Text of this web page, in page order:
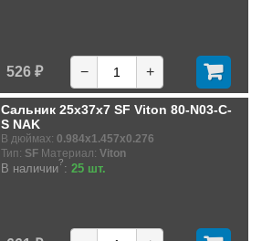
526 ₽ − +
Сальник 25x37x7 SF Viton 80-N03-C-
S NAK
В дюймах: 0.984x1.457x0.276
Тип: SF Материал: Viton
В наличии?: 25 шт.